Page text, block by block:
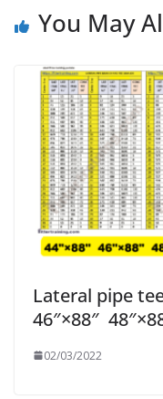
You May
Lateral pipe
46″×88″
02/03/2022